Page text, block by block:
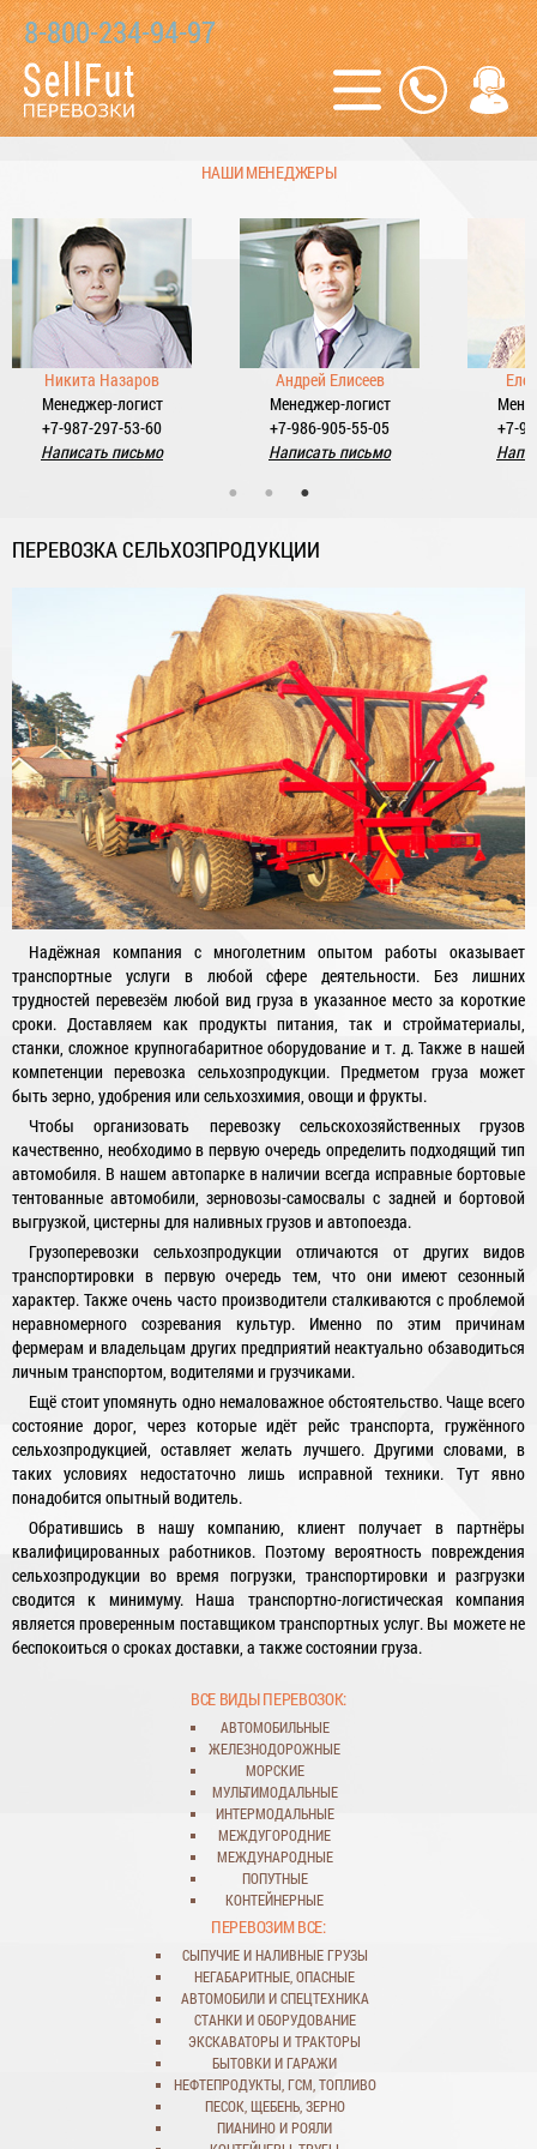
8-800-234-94-97
НАШИ МЕНЕДЖЕРЫ
Никита Назаров
Менеджер-логист
+7-987-297-53-60
Написать письмо
Андрей Елисеев
Менеджер-логист
+7-986-905-55-05
Написать письмо
+7-
ПЕРЕВОЗКА СЕЛЬХОЗПРОДУКЦИИ
Надёжная компания с многолетним опытом работы оказывает
транспортные услуги в любой сфере деятельности. Без лишних
трудностей перевезём любой вид груза в указанное место за короткие
сроки. Доставляем как продукты питания, так и стройматериалы,
станки, сложное крупногабаритное оборудование и т. д. Также в нашей
компетенции перевозка сельхозпродукции. Предметом груза может
быть зерно, удобрения или сельхозхимия, овощи и фрукты.
Чтобы организовать перевозку сельскохозяйственных грузов
качественно, необходимо в первую очередь определить подходящий тип
автомобиля. В нашем автопарке в наличии всегда исправные бортовые
тентованные автомобили, зерновозы-самосвалы с задней и бортовой
выгрузкой, цистерны для наливных грузов и автопоезда.
Грузоперевозки сельхозпродукции отличаются от других видов
транспортировки в первую очередь тем, что они имеют сезонный
характер. Также очень часто производители сталкиваются с проблемой
неравномерного созревания культур. Именно по этим причинам
фермерам и владельцам других предприятий неактуально обзаводиться
личным транспортом, водителями и грузчиками.
Ещё стоит упомянуть одно немаловажное обстоятельство. Чаще всего
состояние дорог, через которые идёт рейс транспорта, гружённого
сельхозпродукцией, оставляет желать лучшего. Другими словами, в
таких условиях недостаточно лишь исправной техники. Тут явно
понадобится опытный водитель.
Обратившись в нашу компанию, клиент получает в партнёры
квалифицированных работников. Поэтому вероятность повреждения
сельхозпродукции во время погрузки, транспортировки и разгрузки
сводится к минимуму. Наша транспортно-логистическая компания
является проверенным поставщиком транспортных услуг. Вы можете не
беспокоиться о сроках доставки, а также состоянии груза.
ВСЕ ВИДЫ ПЕРЕВОЗОК:
АВТОМОБИЛЬНЫЕ
ЖЕЛЕЗНОДОРОЖНЫЕ
МОРСКИЕ
МУЛЬТИМОДАЛЬНЫЕ
ИНТЕРМОДАЛЬНЫЕ
МЕЖДУГОРОДНИЕ
МЕЖДУНАРОДНЫЕ
ПОПУТНЫЕ
КОНТЕЙНЕРНЫЕ
ПЕРЕВОЗИМ ВСЕ:
СЫПУЧИЕИНАЛИВНЫЕ ГРУЗЫ
НЕГАБАРИТНЫЕ,ОПАСНЫЕ
АВТОМОБИЛИИСПЕЦТЕХНИКА
СТАНКИИОБОРУДОВАНИЕ
ЭКСКАВАТОРЫ ИТРАКТОРЫ
БЫТОВКИИГАРАЖИ
НЕФТЕПРОДУКТЫ,ГСМ,ТОПЛИВО
ПЕСОК,ЩЕБЕНЬ,ЗЕРНО
ПИАНИНО И РОЯЛИ